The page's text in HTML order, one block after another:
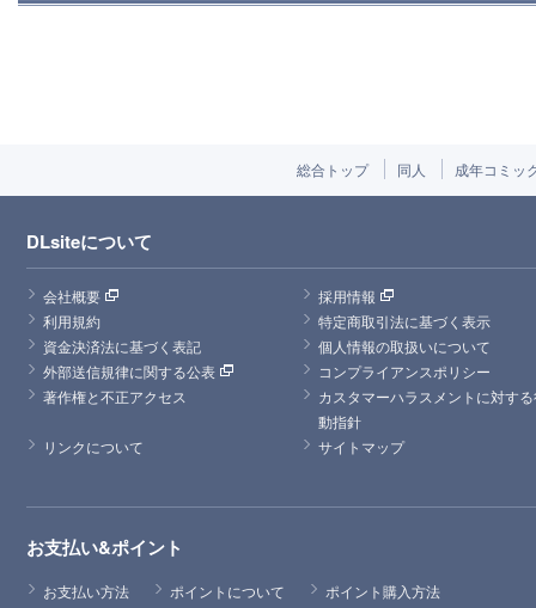
総合トップ 同人 成年コミッ
DLsiteについて
会社概要
採用情報
利用規約
特定商取引法に基づく表示
資金決済法に基づく表記
個人情報の取扱いについて
外部送信規律に関する公表
コンプライアンスポリシー
著作権と不正アクセス
カスタマーハラスメントに対す
動指針
リンクについて
サイトマップ
お支払い&ポイント
お支払い方法 ポイントについて ポイント購入方法